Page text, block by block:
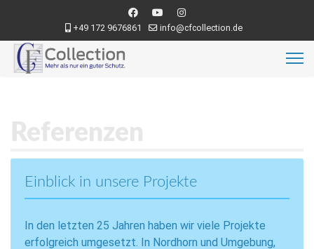
+49 172 9676861 info@cfcollection.de
Referenzen
Einblick in unsere Projekte
In den letzten 25 Jahren haben wir viele Projekte
erfolgreich umgesetzt. In Nordhorn und Umgebung,